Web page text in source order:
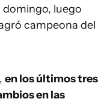
domingo, luego
campeona del
, en los últimos tres
en las